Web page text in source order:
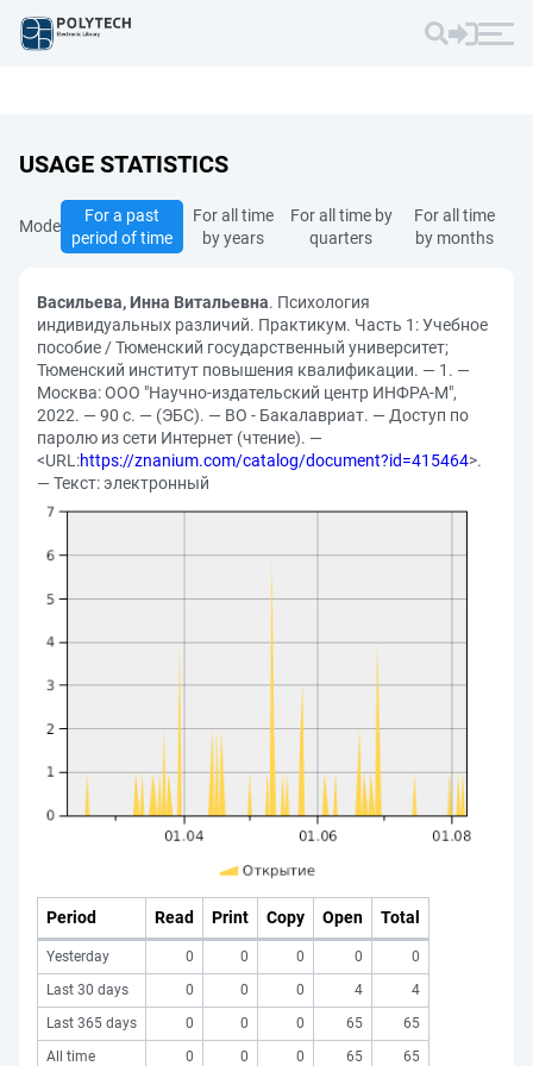
USAGE STATISTICS
Mode
For a past
period of time
For all time
by years
For all time by
quarters
For all time
by months
Васильева, Инна Витальевна. Психология
индивидуальных различий. Практикум. Часть 1: Учебное
пособие / Тюменский государственный университет;
Тюменский институт повышения квалификации. — 1. —
Москва: ООО "Научно-издательский центр ИНФРА-М",
2022. — 90 с. — (ЭБС). — ВО - Бакалавриат. — Доступ по
паролю из сети Интернет (чтение). —
<URL:https://znanium.com/catalog/document?id=415464>.
— Текст: электронный
Period Read Print Copy Open Total
Yesterday 0 0 0 0
0
Last 30 days
0 0 0 4
4
Last 365 days
0 0 0 65
65
All time
0 0 0 65 65